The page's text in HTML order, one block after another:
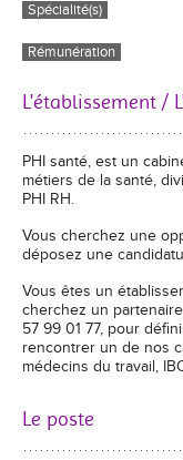
Spécialité(s)
Rémunération
L'établissement /
PHI santé, est un
métiers de la santé,
PHI RH.
Vous cherchez une
déposez une
Vous êtes un
cherchez un
57 99 01 77, pour
rencontrer un de nos
médecins du travail,
Le poste